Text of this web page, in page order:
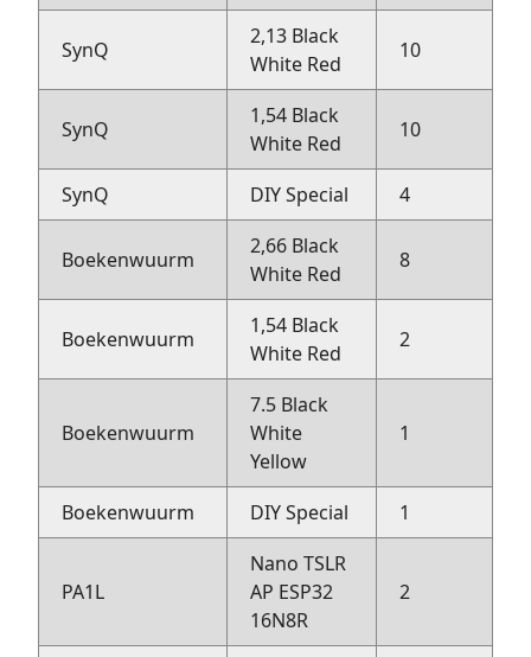
SynQ
2,13 Black
White Red
10
SynQ
1,54 Black
White Red
10
SynQ DIY Special 4
Boekenwuurm
2,66 Black
White Red
8
Boekenwuurm
1,54 Black
White Red
2
Boekenwuurm
7.5 Black
White
Yellow
1
Boekenwuurm DIY Special 1
PA1L
Nano TSLR
AP ESP32
16N8R
2